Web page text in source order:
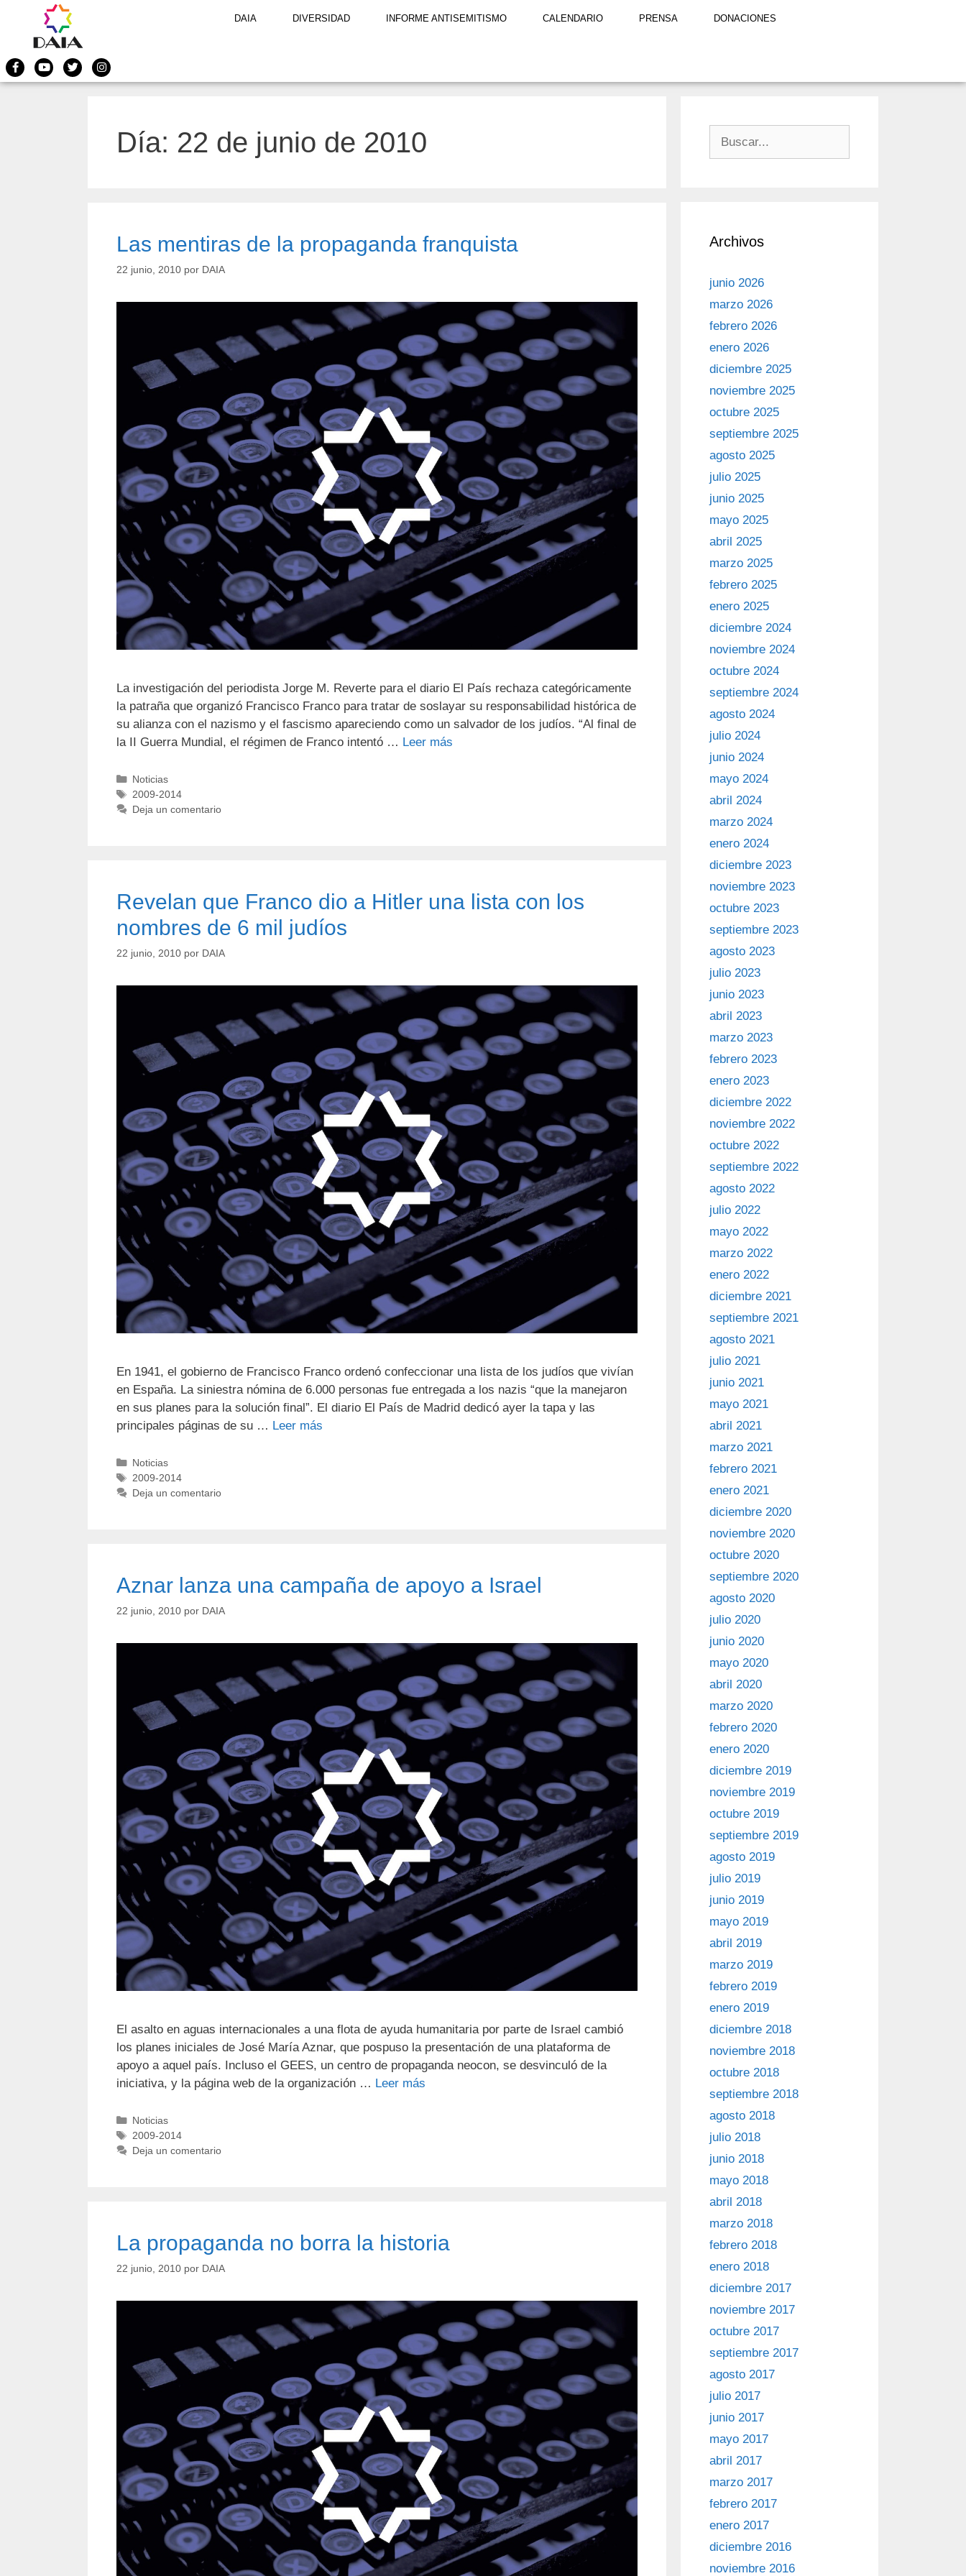
DAIA DIVERSIDAD INFORME ANTISEMITISMO CALENDARIO PRENSA DONACIONES
Día: 22 de junio de 2010
Las mentiras de la propaganda franquista
22 junio, 2010 por DAIA
La investigación del periodista Jorge M. Reverte para el diario El País rechaza categóricamente
la patraña que organizó Francisco Franco para tratar de soslayar su responsabilidad histórica de
su alianza con el nazismo y el fascismo apareciendo como un salvador de los judíos. “Al final de
la II Guerra Mundial, el régimen de Franco intentó … Leer más
Noticias
2009-2014
Deja un comentario
Revelan que Franco dio a Hitler una lista con los
nombres de 6 mil judíos
22 junio, 2010 por DAIA
En 1941, el gobierno de Francisco Franco ordenó confeccionar una lista de los judíos que vivían
en España. La siniestra nómina de 6.000 personas fue entregada a los nazis “que la manejaron
en sus planes para la solución final”. El diario El País de Madrid dedicó ayer la tapa y las
principales páginas de su … Leer más
Noticias
2009-2014
Deja un comentario
Aznar lanza una campaña de apoyo a Israel
22 junio, 2010 por DAIA
El asalto en aguas internacionales a una flota de ayuda humanitaria por parte de Israel cambió
los planes iniciales de José María Aznar, que pospuso la presentación de una plataforma de
apoyo a aquel país. Incluso el GEES, un centro de propaganda neocon, se desvinculó de la
iniciativa, y la página web de la organización … Leer más
Noticias
2009-2014
Deja un comentario
La propaganda no borra la historia
22 junio, 2010 por DAIA
Archivos
junio 2026
marzo 2026
febrero 2026
enero 2026
diciembre 2025
noviembre 2025
octubre 2025
septiembre 2025
agosto 2025
julio 2025
junio 2025
mayo 2025
abril 2025
marzo 2025
febrero 2025
enero 2025
diciembre 2024
noviembre 2024
octubre 2024
septiembre 2024
agosto 2024
julio 2024
junio 2024
mayo 2024
abril 2024
marzo 2024
enero 2024
diciembre 2023
noviembre 2023
octubre 2023
septiembre 2023
agosto 2023
julio 2023
junio 2023
abril 2023
marzo 2023
febrero 2023
enero 2023
diciembre 2022
noviembre 2022
octubre 2022
septiembre 2022
agosto 2022
julio 2022
mayo 2022
marzo 2022
enero 2022
diciembre 2021
septiembre 2021
agosto 2021
julio 2021
junio 2021
mayo 2021
abril 2021
marzo 2021
febrero 2021
enero 2021
diciembre 2020
noviembre 2020
octubre 2020
septiembre 2020
agosto 2020
julio 2020
junio 2020
mayo 2020
abril 2020
marzo 2020
febrero 2020
enero 2020
diciembre 2019
noviembre 2019
octubre 2019
septiembre 2019
agosto 2019
julio 2019
junio 2019
mayo 2019
abril 2019
marzo 2019
febrero 2019
enero 2019
diciembre 2018
noviembre 2018
octubre 2018
septiembre 2018
agosto 2018
julio 2018
junio 2018
mayo 2018
abril 2018
marzo 2018
febrero 2018
enero 2018
diciembre 2017
noviembre 2017
octubre 2017
septiembre 2017
agosto 2017
julio 2017
junio 2017
mayo 2017
abril 2017
marzo 2017
febrero 2017
enero 2017
diciembre 2016
noviembre 2016